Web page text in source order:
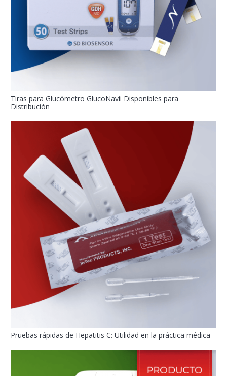
Tiras para Glucómetro GlucoNavii Disponibles para
Distribución
Pruebas rápidas de Hepatitis C: Utilidad en la práctica médica